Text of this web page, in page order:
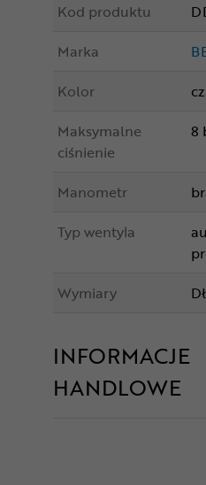
Kod produktu
Marka
Kolor
Maksymalne
ciśnienie
8
Manometr
Typ wentyla
Wymiary
INFORMACJE
HANDLOWE